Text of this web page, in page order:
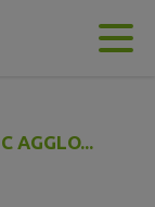
AGGLO...